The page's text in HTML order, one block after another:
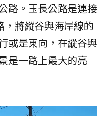
路。玉長公路是連接
，將縱谷與海岸線的
或是東向，在縱谷與
是一路上最大的亮